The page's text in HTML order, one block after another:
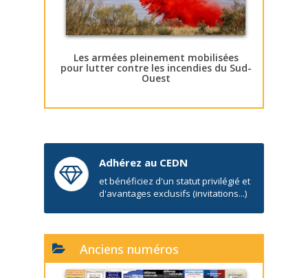
Les armées pleinement mobilisées
pour lutter contre les incendies du Sud-
Ouest
Adhérez au CEDN
et bénéficiez d'un statut privilégié et
d'avantages exclusifs (invitations...)
Anciens numéros